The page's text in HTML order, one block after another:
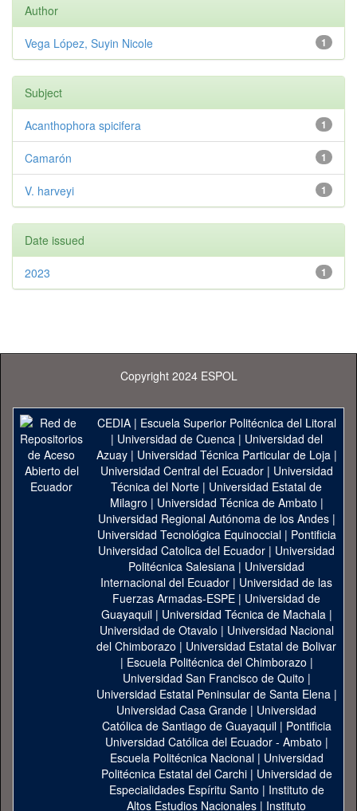
Author
1
Vega López, Suyin Nicole
Subject
1
Acanthophora spicifera
1
Camarón
1
V. harveyi
Date issued
1
2023
Copyright 2024 ESPOL
CEDIA| Escuela Superior Politécnica del Litoral
| Universidad de Cuenca| Universidad del
Azuay| Universidad Técnica Particular de Loja|
Universidad Central del Ecuador| Universidad
Técnica del Norte | Universidad Estatal de
Milagro | Universidad Técnica de Ambato |
Universidad Regional Autónoma de los Andes|
Universidad Tecnológica Equinoccial| Pontificia
Universidad Catolica del Ecuador | Universidad
Politécnica Salesiana | Universidad
Internacional del Ecuador | Universidad de las
Fuerzas Armadas-ESPE | Universidad de
Guayaquil| Universidad Técnica de Machala|
Universidad de Otavalo | Universidad Nacional
del Chimborazo | Universidad Estatal de Bolivar
| Escuela Politécnica del Chimborazo |
Universidad San Francisco de Quito |
Universidad Estatal Peninsular de Santa Elena|
Universidad Casa Grande | Universidad
Católica de Santiago de Guayaquil| Pontificia
Universidad Católica del Ecuador - Ambato |
Escuela Politécnica Nacional| Universidad
Politécnica Estatal del Carchi| Universidad de
Especialidades Espíritu Santo | Instituto de
Altos Estudios Nacionales | Instituto